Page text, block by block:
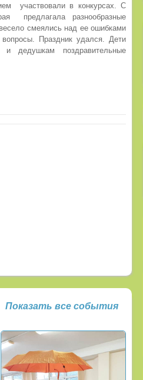
участвовали в конкурсах. С
предлагала разнообразные
смеялись над ее ошибками
Праздник удался. Дети
и дедушкам поздравительные
Показать все события